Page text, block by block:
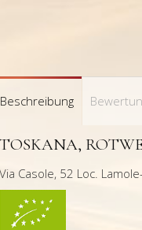
Beschreibung
TOSKANA,
Via Casole, 52 Loc.